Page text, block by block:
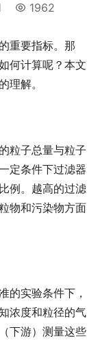
1962
重要指标。那
何计算呢？本文
理解。
粒子总量与粒子
定条件下过滤器
例。越高的过滤
物和污染物方面
的实验条件下，
浓度和粒径的气
下游）测量这些